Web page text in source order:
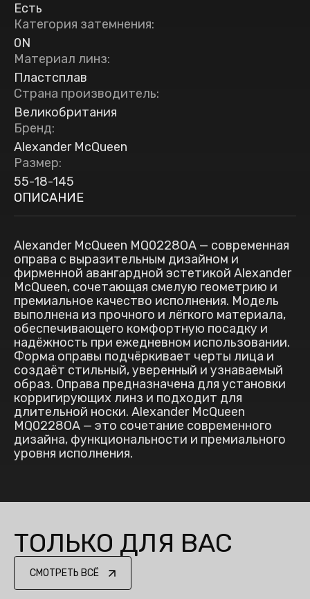
Есть
Категория затемнения:
0N
Материал линз:
Пластсплав
Страна производитель:
Великобритания
Бренд:
Alexander McQueen
Размер:
55-18-145
ОПИСАНИЕ
Alexander McQueen MQ0228OA — современная
оправа с выразительным дизайном и
фирменной авангардной эстетикой Alexander
McQueen, сочетающая смелую геометрию и
премиальное качество исполнения. Модель
выполнена из прочного и лёгкого материала,
обеспечивающего комфортную посадку и
надёжность при ежедневном использовании.
Форма оправы подчёркивает черты лица и
создаёт стильный, уверенный и узнаваемый
образ. Оправа предназначена для установки
корригирующих линз и подходит для
длительной носки. Alexander McQueen
MQ0228OA — это сочетание современного
дизайна, функциональности и премиального
уровня исполнения.
ТОЛЬКО ДЛЯ ВАС
СМОТРЕТЬ ВСЁ